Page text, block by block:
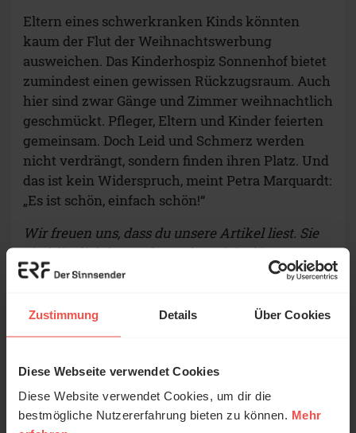
Zustimmung Details Über Cookies
Diese Webseite verwendet Cookies
Diese Website verwendet Cookies, um dir die
bestmögliche Nutzererfahrung bieten zu können. Mehr
Eltern eines schwerkranken Kinds könnten
kaum der Flut der Weihnachtswerbung
ausweichen. Das Kinderhospiz Sonnenhof bietet
zumindest einen gewissen Rückzugsraum. Auch
hier sind zwar Gänge und Zimmer weihnachtlich
geschmückt. Pfleger, Eltern und Kinder feierten
gemeinsam. Doch Leid und Schmerz werden
nicht verdrängt, sondern finden ihren Platz. Und
das ist kein Widerspruch, meint Petra Marquardt:
„Es ist schön, einfach schön!“
Wir freuen uns, dass du unsere Artikel liest. Sie
sind für dich kostenlos – aber nicht für uns.
Unterstütze uns mit deiner Spende.